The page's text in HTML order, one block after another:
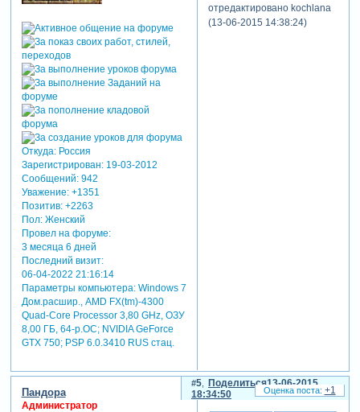
Откуда:Россия
Зарегистрирован: 19-03-2012
Сообщений:942
Уважение: +1351
Позитив: +2263
Пол:Женский
Провел на форуме:
3 месяца 6 дней
Последний визит:
06-04-2022 21:16:14
Параметры компьютера:Windows 7
Дом.расшир., AMD FX(tm)-4300
Quad-Core Processor 3,80 GHz, ОЗУ
8,00 ГБ, 64-р.ОС; NVIDIA GeForce
GTX 750; PSP 6.0.3410 RUS стац.
отредактировано kochlana
(13-06-2015 14:38:24)
Поделиться
5
13-06-2015
18:34:50
Пандора
Администратор
+1